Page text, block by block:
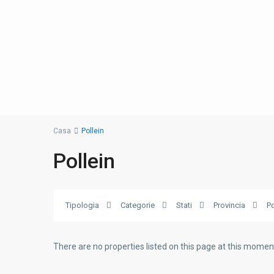
Casa Pollein
Pollein
Tipologia Categorie Stati Provincia
There are no properties listed on this page at this